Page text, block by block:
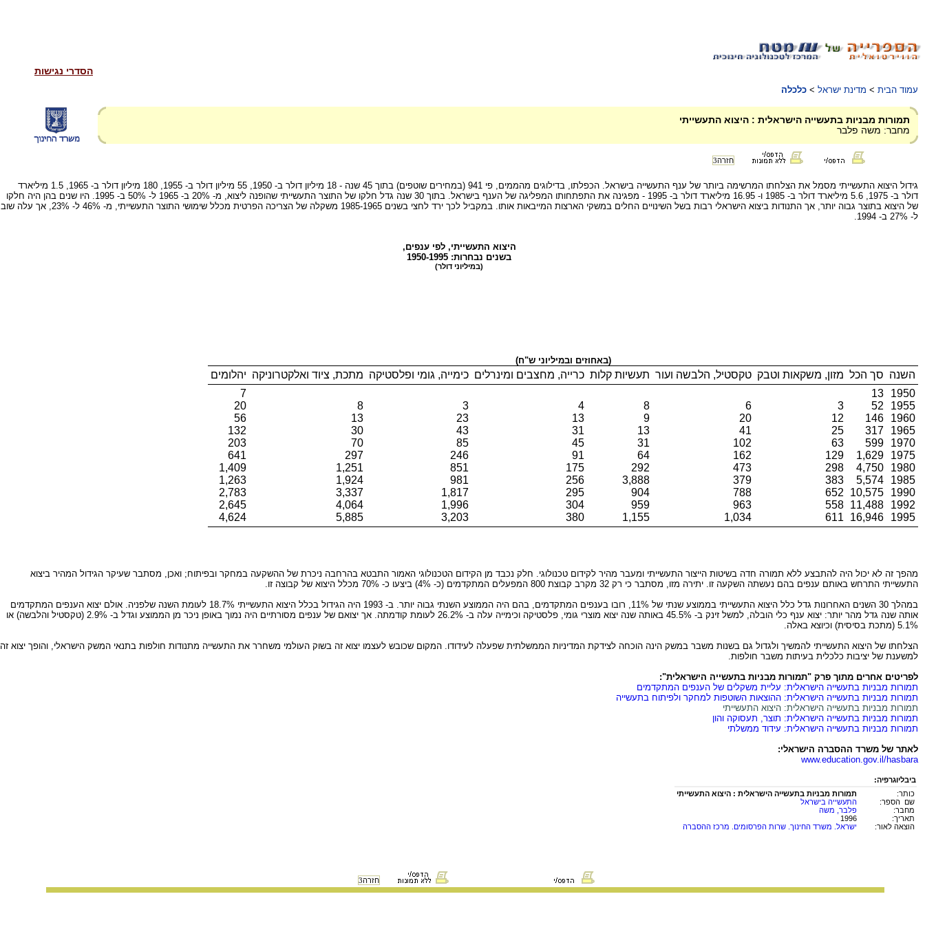
הסדרי נגישות
עמוד הבית > מדינת ישראל > כלכלה
תמורות מבניות בתעשייה הישראלית : היצוא התעשייתי
מחבר: משה פלבר
חזרה3
גידול היצוא התעשייתי מסמל את הצלחתו המרשימה ביותר של ענף התעשייה בישראל. הכפלתו, בדילוגים מהממים, פי 941 (במחירים שוטפים) בתוך 45 שנה - 18 מיליון דולר ב- 1950, 55 מיליון דולר ב- 1955, 180 מיליון דולר ב- 1965, 1.5 מיליארד
דולר ב- 1975, 5.6 מיליארד דולר ב- 1985 ו- 16.95 מיליארד דולר ב- 1995 - מפגינה את התפתחותו המפליגה של הענף בישראל. בתוך 30 שנה גדל חלקו של התוצר התעשייתי שהופנה ליצוא, מ- 20% ב- 1965 ל- 50% ב- 1995. היו שנים בהן היה חלקו
של היצוא בתוצר גבוה יותר, אך התנודות ביצוא הישראלי רבות בשל השינויים החלים במשקי הארצות המייבאות אותו. במקביל לכך ירד לחצי בשנים 1985-1965 משקלה של הצריכה הפרטית מכלל שימושי התוצר התעשייתי, מ- 46% ל- 23%, אך עלה שוב
ל- 27% ב- 1994.
היצוא התעשייתי, לפי ענפים,
בשנים נבחרות: 1950-1995
(במיליוני דולר)
(באחוזים ובמיליוני ש"ח)
השנה סך הכל מזון, משקאות וטבק טקסטיל, הלבשה ועור תעשיות קלות כרייה, מחצבים ומינרלים כימייה, גומי ופלסטיקה מתכת, ציוד ואלקטרוניקה יהלומים
1950
1955
1960
1965
1970
1975
1980
1985
1990
1992
1995
13
52
146
317
599
1,629
4,750
5,574
10,575
11,488
16,946
3
12
25
63
129
298
383
652
558
611
6
20
41
102
162
473
379
788
963
1,034
8
9
13
31
64
292
3,888
904
959
1,155
4
13
31
45
91
175
256
295
304
380
3
23
43
85
246
851
981
1,817
1,996
3,203
8
13
30
70
297
1,251
1,924
3,337
4,064
5,885
7
20
56
132
203
641
1,409
1,263
2,783
2,645
4,624
מהפך זה לא יכול היה להתבצע ללא תמורה חדה בשיטות הייצור התעשייתי ומעבר מהיר לקידום טכנולוגי. חלק נכבד מן הקידום הטכנולוגי האמור התבטא בהרחבה ניכרת של ההשקעה במחקר ובפיתוח; ואכן, מסתבר שעיקר הגידול המהיר ביצוא
התעשייתי התרחש באותם ענפים בהם נעשתה השקעה זו. יתירה מזו, מסתבר כי רק 32 מקרב קבוצת 800 המפעלים המתקדמים (כ- 4%) ביצעו כ- 70% מכלל היצוא של קבוצה זו.
במהלך 30 השנים האחרונות גדל כלל היצוא התעשייתי בממוצע שנתי של 11%, רובו בענפים המתקדמים, בהם היה הממוצע השנתי גבוה יותר. ב- 1993 היה הגידול בכלל היצוא התעשייתי 18.7% לעומת השנה שלפניה. אולם יצוא הענפים המתקדמים
אותה שנה גדל מהר יותר: יצוא ענף כלי הובלה, למשל זינק ב- 45.5% באותה שנה יצוא מוצרי גומי, פלסטיקה וכימייה עלה ב- 26.2% לעומת קודמתה. אך יצואם של ענפים מסורתיים היה נמוך באופן ניכר מן הממוצע וגדל ב- 2.9% (טקסטיל והלבשה) או
5.1% (מתכת בסיסית) וכיוצא באלה.
הצלחתו של היצוא התעשייתי להמשיך ולגדול גם בשנות משבר במשק הינה הוכחה לצידקת המדיניות הממשלתית שפעלה לעידודו. המקום שכובש לעצמו יצוא זה בשוק העולמי משחרר את התעשייה מתנודות חולפות בתנאי המשק הישראלי, והופך יצוא זה
למשענת של יציבות כלכלית בעיתות משבר חולפות.
לפריטים אחרים מתוך פרק "תמורות מבניות בתעשייה הישראלית":
תמורות מבניות בתעשייה הישראלית: עליית משקלים של הענפים המתקדמים
תמורות מבניות בתעשייה הישראלית: ההוצאות השוטפות למחקר ולפיתוח בתעשייה
תמורות מבניות בתעשייה הישראלית: היצוא התעשייתי
תמורות מבניות בתעשייה הישראלית: תוצר, תעסוקה והון
תמורות מבניות בתעשייה הישראלית: עידוד ממשלתי
לאתר של משרד ההסברה הישראלי:
www.education.gov.il/hasbara
ביבליוגרפיה:
כותר:
תמורות מבניות בתעשייה הישראלית : היצוא התעשייתי
שם הספר:
התעשייה בישראל
מחבר:
פלבר, משה
תאריך:
1996
הוצאה לאור:
ישראל. משרד החינוך. שרות הפרסומים. מרכז ההסברה
חזרה3